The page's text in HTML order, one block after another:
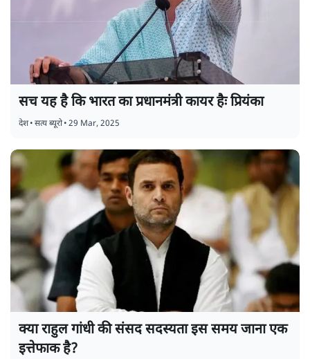
सच यह है कि भारत का प्रधानमंत्री कायर हैः प्रियंका
देश•सत्य ब्यूरो•29 Mar, 2025
क्या राहुल गांधी की संसद सदस्यता इस समय जाना एक
इत्तेफाक है?